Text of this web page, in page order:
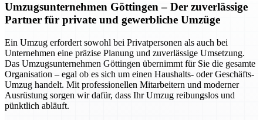
Umzugsunternehmen Göttingen – Der zuverlässige
Partner für private und gewerbliche Umzüge
Ein Umzug erfordert sowohl bei Privatpersonen als auch bei
Unternehmen eine präzise Planung und zuverlässige Umsetzung.
Das Umzugsunternehmen Göttingen übernimmt für Sie die gesamte
Organisation – egal ob es sich um einen Haushalts- oder Geschäfts-
Umzug handelt. Mit professionellen Mitarbeitern und moderner
Ausrüstung sorgen wir dafür, dass Ihr Umzug reibungslos und
pünktlich abläuft.